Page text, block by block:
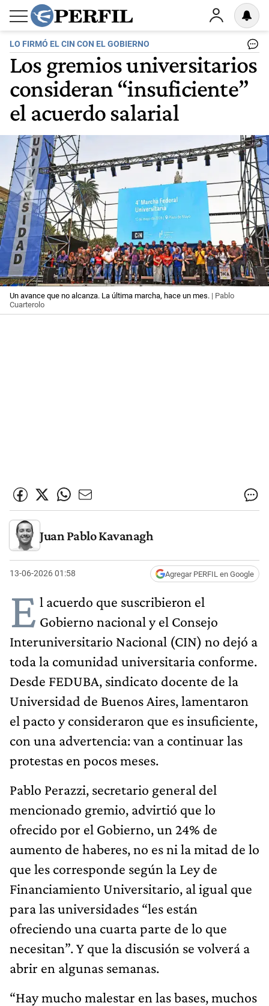
LO FIRMÓ EL CIN CON EL GOBIERNO
Los gremios universitarios
consideran “insuficiente”
el acuerdo salarial
Un avance que no alcanza. La última marcha, hace un mes. | Pablo
Cuarterolo
Juan Pablo Kavanagh
13-06-2026 01:58 Agregar PERFIL en Google
E l acuerdo que suscribieron el
Gobierno nacional y el Consejo
Interuniversitario Nacional (CIN) no dejó a
toda la comunidad universitaria conforme.
Desde FEDUBA, sindicato docente de la
Universidad de Buenos Aires, lamentaron
el pacto y consideraron que es insuficiente,
con una advertencia: van a continuar las
protestas en pocos meses.
Pablo Perazzi, secretario general del
mencionado gremio, advirtió que lo
ofrecido por el Gobierno, un 24% de
aumento de haberes, no es ni la mitad de lo
que les corresponde según la Ley de
Financiamiento Universitario, al igual que
para las universidades “les están
ofreciendo una cuarta parte de lo que
necesitan”. Y que la discusión se volverá a
abrir en algunas semanas.
“Hay mucho malestar en las bases, muchos